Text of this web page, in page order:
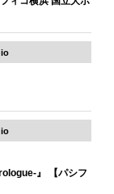
』 【パシフ